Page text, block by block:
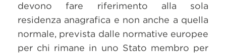
devono fare riferimento alla sola
residenza anagrafica e non anche a quella
normale, prevista dalle normative europee
per chi rimane in uno Stato membro per